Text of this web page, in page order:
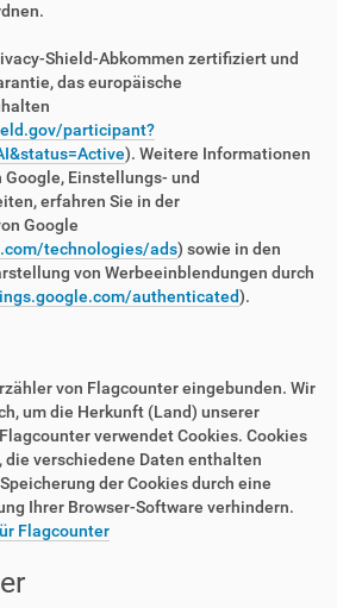
Shield-Abkommen zertifiziert und
das europäische
participant?
). Weitere Informationen
Einstellungs- und
erfahren Sie in der
Google
technologies/ads) sowie in den
von Werbeeinblendungen durch
authenticated).
von Flagcounter eingebunden. Wir
um die Herkunft (Land) unserer
verwendet Cookies. Cookies
verschiedene Daten enthalten
der Cookies durch eine
Ihrer Browser-Software verhindern.
Flagcounter